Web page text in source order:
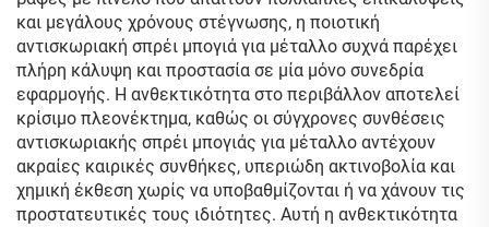
και μεγάλους χρόνους στέγνωσης, η ποιοτική
αντισκωριακή σπρέι μπογιά για μέταλλο συχνά παρέχει
πλήρη κάλυψη και προστασία σε μία μόνο συνεδρία
εφαρμογής. Η ανθεκτικότητα στο περιβάλλον αποτελεί
κρίσιμο πλεονέκτημα, καθώς οι σύγχρονες συνθέσεις
αντισκωριακής σπρέι μπογιάς για μέταλλο αντέχουν
ακραίες καιρικές συνθήκες, υπεριώδη ακτινοβολία και
χημική έκθεση χωρίς να υποβαθμίζονται ή να χάνουν τις
προστατευτικές τους ιδιότητες. Αυτή η ανθεκτικότητα